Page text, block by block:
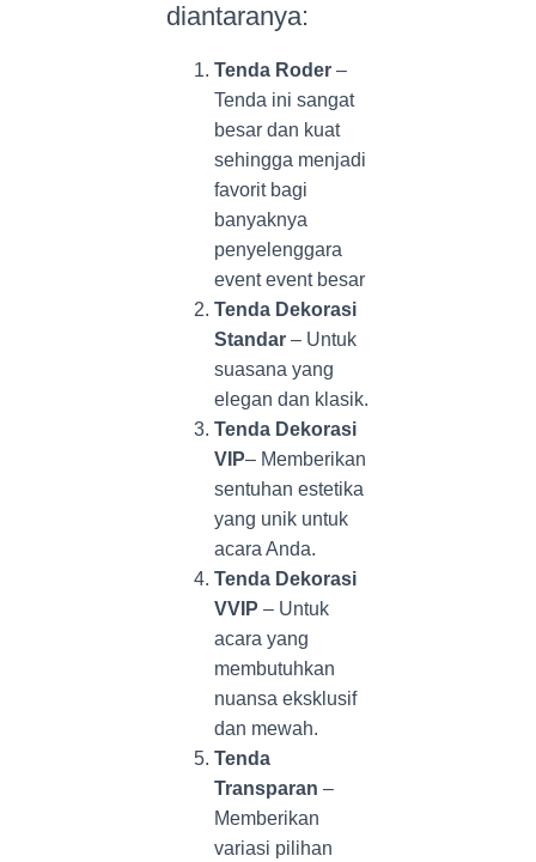
diantaranya:
Tenda Roder –
Tenda ini sangat
besar dan kuat
sehingga menjadi
favorit bagi
banyaknya
penyelenggara
event event besar
Tenda Dekorasi
Standar – Untuk
suasana yang
elegan dan klasik.
Tenda Dekorasi
VIP– Memberikan
sentuhan estetika
yang unik untuk
acara Anda.
Tenda Dekorasi
VVIP – Untuk
acara yang
membutuhkan
nuansa eksklusif
dan mewah.
Tenda
Transparan –
Memberikan
variasi pilihan